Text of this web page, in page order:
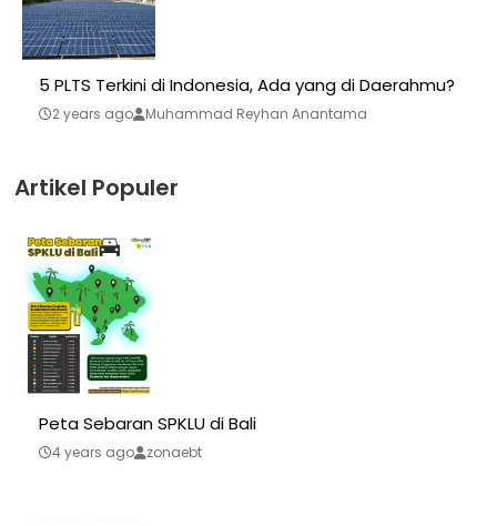
5 PLTS Terkini di Indonesia, Ada yang di Daerahmu?
2 years ago Muhammad Reyhan Anantama
Artikel Populer
Peta Sebaran SPKLU di Bali
4 years ago zonaebt